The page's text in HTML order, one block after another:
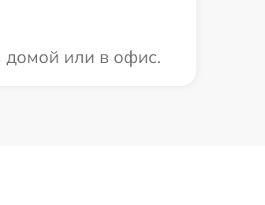
домой или в офис.